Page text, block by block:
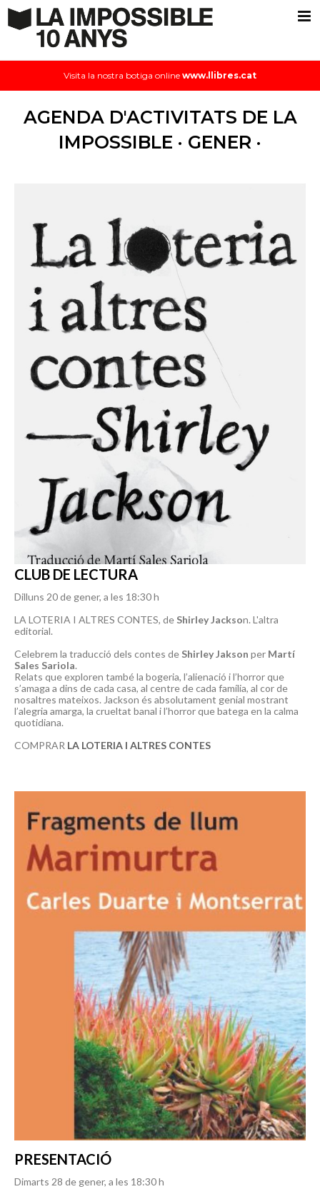
Visita la nostra botiga online www.llibres.cat
AGENDA D'ACTIVITATS DE LA
IMPOSSIBLE · GENER ·
CLUB DE LECTURA
Dilluns 20 de gener, a les 18:30 h
LA LOTERIA I ALTRES CONTES, de Shirley Jackson. L'altra
editorial.
Celebrem la traducció dels contes de Shirley Jakson per Martí
Sales Sariola.
Relats que exploren també la bogeria, l’alienació i l’horror que
s’amaga a dins de cada casa, al centre de cada família, al cor de
nosaltres mateixos. Jackson és absolutament genial mostrant
l’alegria amarga, la crueltat banal i l’horror que batega en la calma
quotidiana.
COMPRAR LA LOTERIA I ALTRES CONTES
PRESENTACIÓ
Dimarts 28 de gener, a les 18:30 h